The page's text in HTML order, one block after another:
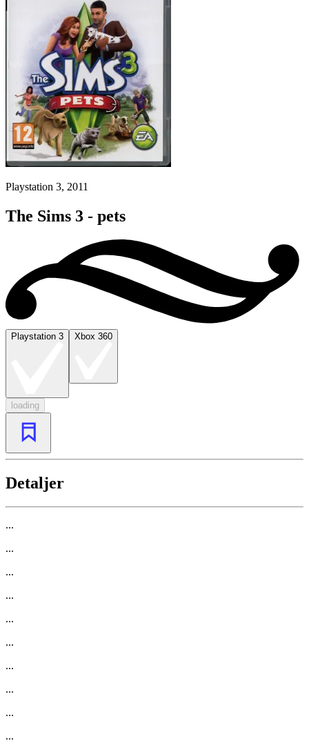
Playstation 3, 2011
The Sims 3 - pets
Playstation 3 Xbox 360
loading
Detaljer
...
...
...
...
...
...
...
...
...
...